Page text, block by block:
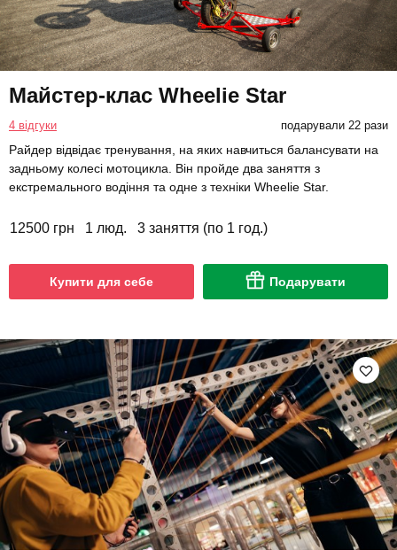
Майстер-клас Wheelie Star
4 відгуки подарували 22 рази
Райдер відвідає тренування, на яких навчиться балансувати на
задньому колесі мотоцикла. Він пройде два заняття з
екстремального водіння та одне з техніки Wheelie Star.
12500 грн 1 люд. 3 заняття (по 1 год.)
Купити для себе Подарувати